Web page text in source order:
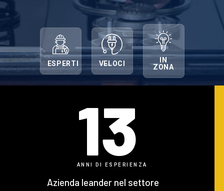
ESPERTI VELOCI
IN
ZONA
13
ANNI DI ESPERIENZA
Azienda leander nel settore